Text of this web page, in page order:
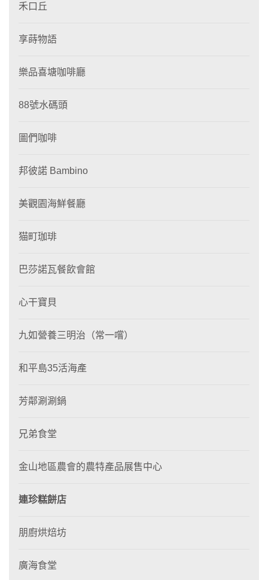
禾口丘
享蒔物語
樂品喜塘咖啡廳
88號水碼頭
圖們咖啡
邦彼諾 Bambino
美觀園海鮮餐廳
猫町珈琲
巴莎諾瓦餐飲會館
心干寶貝
九如營養三明治（常一嚐）
和平島35活海產
芳鄰涮涮鍋
兄弟食堂
金山地區農會的農特產品展售中心
連珍糕餅店
朋廚烘焙坊
廣海食堂